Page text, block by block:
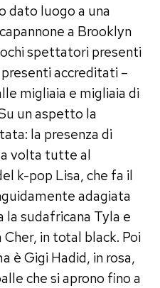
dato luogo a una
a Brooklyn
spettatori presenti
accreditati –
migliaia e migliaia di
un aspetto la
la presenza di
volta tutte al
k-pop Lisa, che fa il
adagiata
la sudafricana Tyla e
in total black. Poi
è Gigi Hadid, in rosa,
che si aprono fino a